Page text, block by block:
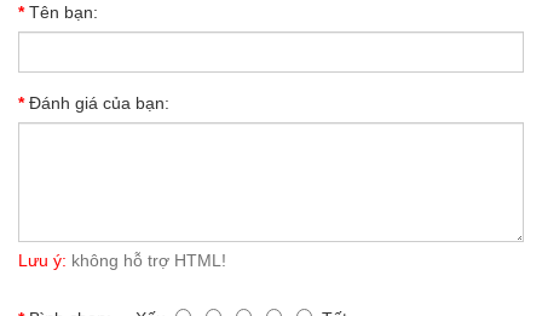
Tên bạn:
Đánh giá của bạn:
Lưu ý: không hỗ trợ HTML!